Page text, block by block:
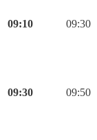
09:10 09:30
09:30 09:50